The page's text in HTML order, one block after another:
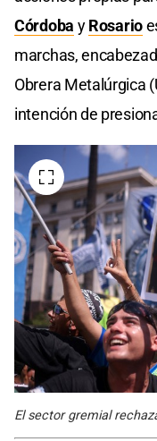
Córdoba yRosario
marchas,
Obrera Metalúrgica
intención de
El sector gremial